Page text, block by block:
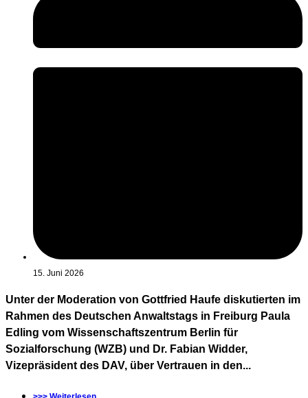
15. Juni 2026
Unter der Moderation von Gottfried Haufe diskutierten im
Rahmen des Deutschen Anwaltstags in Freiburg Paula
Edling vom Wissenschaftszentrum Berlin für
Sozialforschung (WZB) und Dr. Fabian Widder,
Vizepräsident des DAV, über Vertrauen in den...